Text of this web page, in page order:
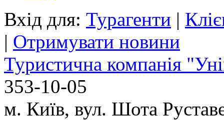
Вхід для: Турагенти |
| Отримувати новини
Туристична компанія
353-10-05
м. Київ, вул. Шота